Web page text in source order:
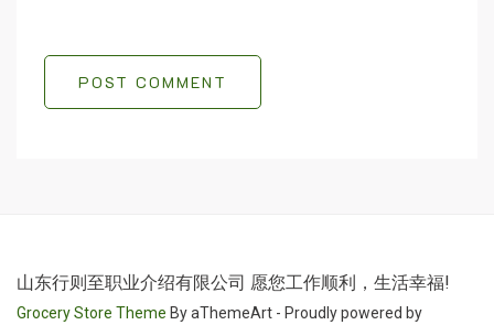
POST COMMENT
山东行则至职业介绍有限公司 愿您工作顺利，生活幸福!
Grocery Store Theme By aThemeArt - Proudly powered by